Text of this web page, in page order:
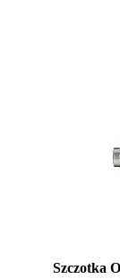
Szczotka